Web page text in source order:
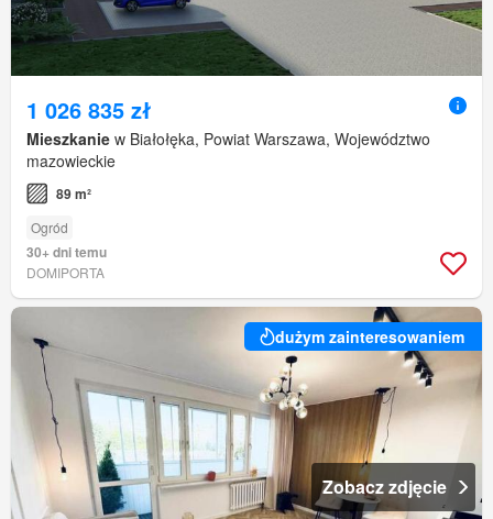
1 026 835 zł
Mieszkanie w Białołęka, Powiat Warszawa, Województwo
mazowieckie
89 m²
Ogród
30+ dni temu
DOMIPORTA
dużym zainteresowaniem
Zobacz zdjęcie